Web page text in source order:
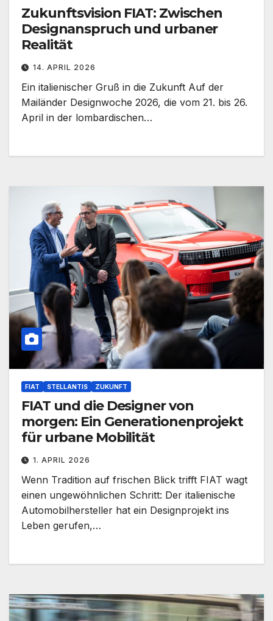
Zukunftsvision FIAT: Zwischen
Designanspruch und urbaner
Realität
14. APRIL 2026
Ein italienischer Gruß in die Zukunft Auf der
Mailänder Designwoche 2026, die vom 21. bis 26.
April in der lombardischen…
FIAT STELLANTIS ZUKUNFT
FIAT und die Designer von
morgen: Ein Generationenprojekt
für urbane Mobilität
1. APRIL 2026
Wenn Tradition auf frischen Blick trifft FIAT wagt
einen ungewöhnlichen Schritt: Der italienische
Automobilhersteller hat ein Designprojekt ins
Leben gerufen,…